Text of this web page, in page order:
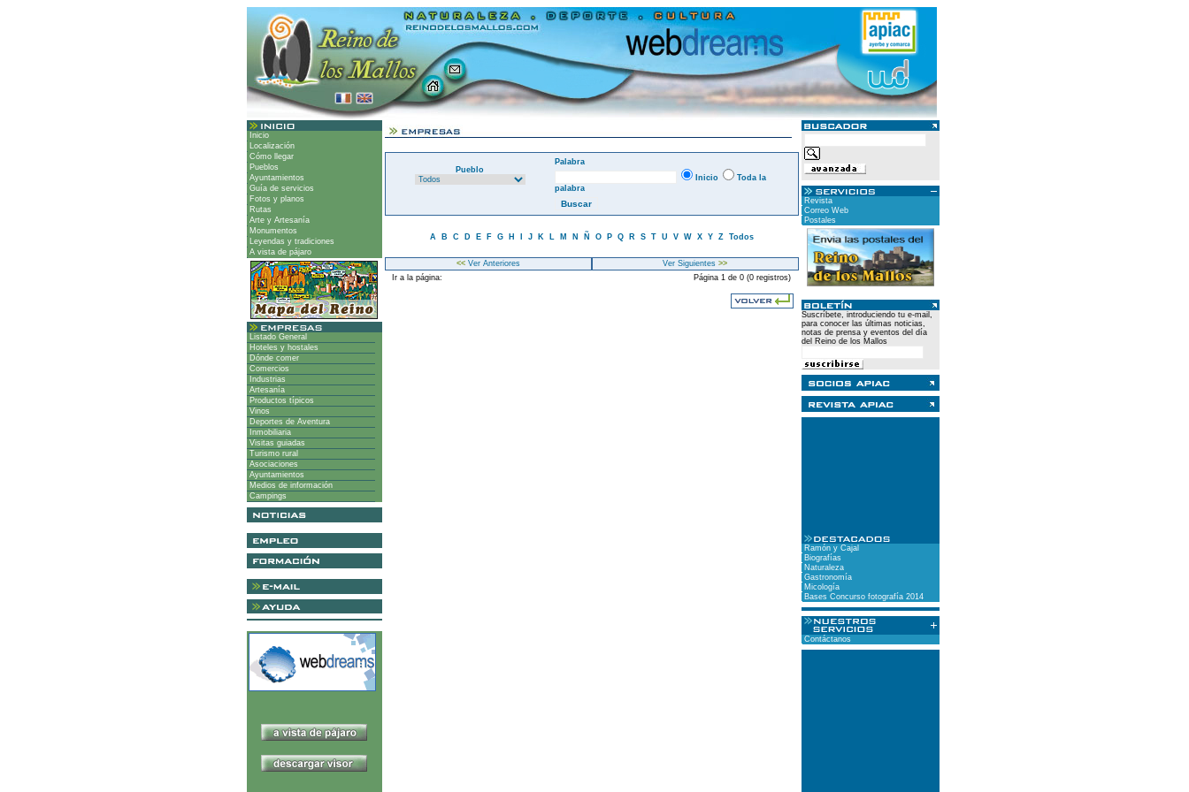
Inicio
Localización
Cómo llegar
Pueblos
Ayuntamientos
Guía de servicios
Fotos y planos
Rutas
Arte y Artesanía
Monumentos
Leyendas y tradiciones
A vista de pájaro
Listado General
Hoteles y hostales
Dónde comer
Comercios
Industrias
Artesanía
Productos típicos
Vinos
Deportes de Aventura
Inmobiliaria
Visitas guiadas
Turismo rural
Asociaciones
Ayuntamientos
Medios de información
Campings
Pueblo
Palabra
Inicio
Toda la
palabra
A B C D E F G H J K L M N Ñ O P Q R S T U V W X Y Z Todos
<<Ver Anteriores Ver Siguientes >>
Ir a la página:
Página 1 de 0 (0 registros)
Revista
Correo Web
Postales
Suscríbete, introduciendo tu e-mail,
para conocer las últimas noticias,
notas de prensa y eventos del día
del Reino de los Mallos
Ramón y Cajal
Biografías
Naturaleza
Gastronomía
Micología
Bases Concurso fotografía 2014
Contáctanos